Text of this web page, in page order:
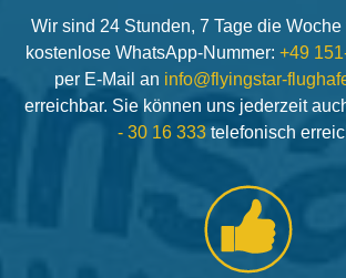
Wir sind 24 Stunden, 7 Tage die
kostenlose WhatsApp-Nummer: +49
per E-Mail an info@flyingstar-
erreichbar. Sie können uns jederzeit
- 30 16 333 telefonisch